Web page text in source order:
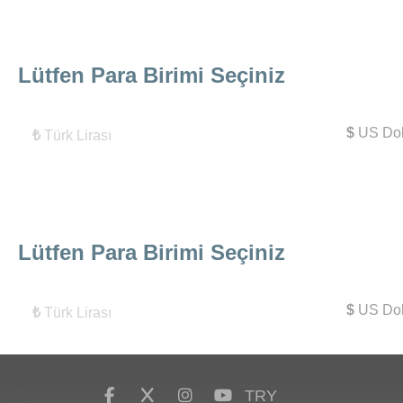
Lütfen Para Birimi Seçiniz
₺ Türk Lirası $US
Lütfen Para Birimi Seçiniz
₺ Türk Lirası $US
TRY